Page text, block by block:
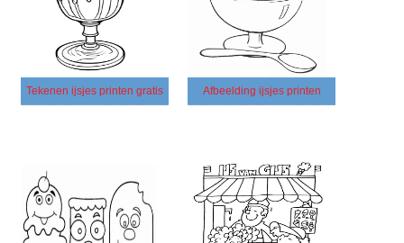
Tekenen ijsjes printen gratis Afbeelding ijsjes printen